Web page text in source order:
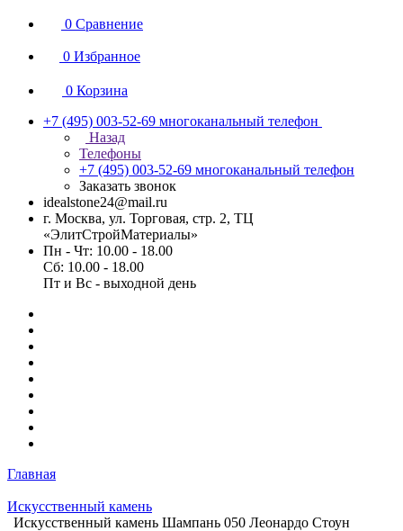
0 Сравнение
0 Избранное
0 Корзина
+7 (495) 003-52-69 многоканальный телефон
Назад
Телефоны
+7 (495) 003-52-69 многоканальный телефон
Заказать звонок
idealstone24@mail.ru
г. Москва, ул. Торговая, стр. 2, ТЦ
«ЭлитСтройМатериалы»
Пн - Чт: 10.00 - 18.00
Сб: 10.00 - 18.00
Пт и Вс - выходной день
Главная
Искусственный камень
Искусственный камень Шампань 050 Леонардо Стоун